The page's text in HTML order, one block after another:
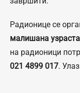
Радионице се
малишана
на радионици
021 4899 017.